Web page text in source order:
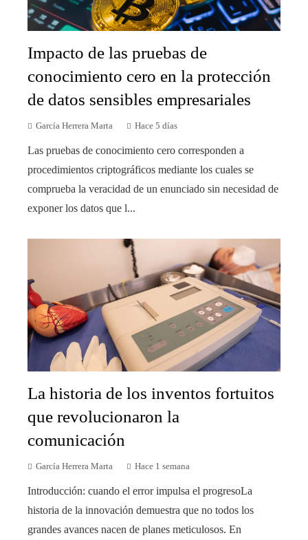
Impacto de las pruebas de
conocimiento cero en la protección
de datos sensibles empresariales
García Herrera Marta Hace 5 días
Las pruebas de conocimiento cero corresponden a
procedimientos criptográficos mediante los cuales se
comprueba la veracidad de un enunciado sin necesidad de
exponer los datos que l...
La historia de los inventos fortuitos
que revolucionaron la
comunicación
García Herrera Marta Hace 1 semana
Introducción: cuando el error impulsa el progresoLa
historia de la innovación demuestra que no todos los
grandes avances nacen de planes meticulosos. En